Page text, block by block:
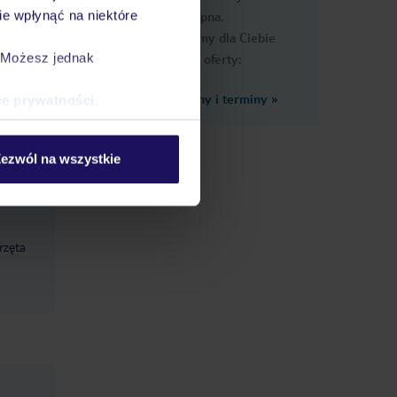
wpłynąć na niektóre
jednak
prywatności
na wszystkie
dostępna.
Przygotowaliśmy dla Ciebie
podobne oferty:
Zobacz inne ceny i terminy »